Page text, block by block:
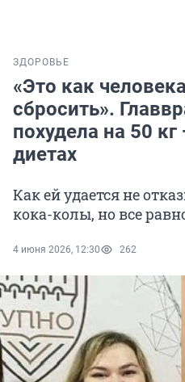
ЗДОРОВЬЕ
«Это как
сбросить».
похудела на 50
диетах
Как ей удается не
кока-колы, но все
4 июня 2026, 12:30 262